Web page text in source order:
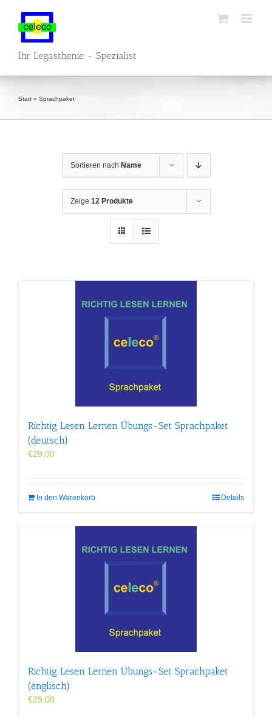
springen
Ihr Legasthenie - Spezialist
Start » Sprachpaket
Sortieren nach Name
Zeige 12 Produkte
Richtig Lesen Lernen Übungs-Set Sprachpaket
(deutsch)
€29,00
In den Warenkorb Details
Richtig Lesen Lernen Übungs-Set Sprachpaket
(englisch)
€29,00